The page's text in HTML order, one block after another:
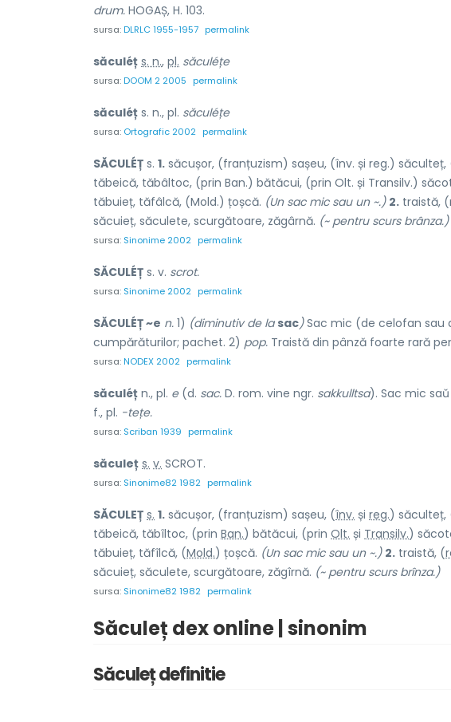
drum. HOGAȘ, H. 103.
sursa:DLRLC 1955-1957 permalink
săculéț s. n., pl. săculéțe
sursa:DOOM 2 2005 permalink
săculéț s. n., pl. săculéțe
sursa: Ortografic 2002 permalink
SĂCULÉȚ s. 1. săcușor, (franțuzism) sașeu, (înv. și reg.)
tăbeică, tăbâltoc, (prin Ban.) bătăcui, (prin Olt. și Transilv.)
tăbuieț, tăfâlcă, (Mold.) țoșcă. (Un sac mic sau un ~.) 2. traistă,
săcuieț, săculete, scurgătoare, zăgârnă. (~ pentru scurs brânza.)
sursa: Sinonime 2002 permalink
SĂCULÉȚ s. v. scrot.
sursa: Sinonime 2002 permalink
SĂCULÉȚ ~e n. 1) (diminutiv de la sac)Sac mic (de celofan sau
cumpărăturilor; pachet. 2) pop. Traistă din pânză foarte rară
sursa:NODEX 2002 permalink
săculéț n., pl. e(d. sac. D. rom. vine ngr. sakkulltsa). Sac mic
f., pl. -tețe.
sursa: Scriban 1939 permalink
săculeț s. v. SCROT.
sursa: Sinonime82 1982 permalink
SĂCULEȚ s. 1. săcușor, (franțuzism) sașeu, (înv. și reg.) săculteț,
tăbeică, tăbîltoc, (prin Ban.) bătăcui, (prin Olt. și Transilv.) săcot
tăbuieț, tăfîlcă, (Mold.) țoșcă. (Un sac mic sau un ~.) 2. traistă, (
săcuieț, săculete, scurgătoare, zăgîrnă. (~ pentru scurs brînza.)
sursa: Sinonime82 1982 permalink
Săculeț dex online | sinonim
Săculeț definitie